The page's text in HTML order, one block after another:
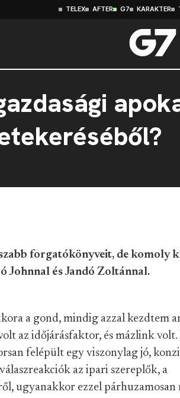
TELEX AFTER G7 KARAKTER
forgatókönyveit, de komoly
Johnnal és Jandó Zoltánnal.
a gond, mindig azzal kezdtem
az időjárásfaktor, és mázlink volt.
felépült egy viszonylag jó,
az ipari szereplők, a
ugyanakkor ezzel